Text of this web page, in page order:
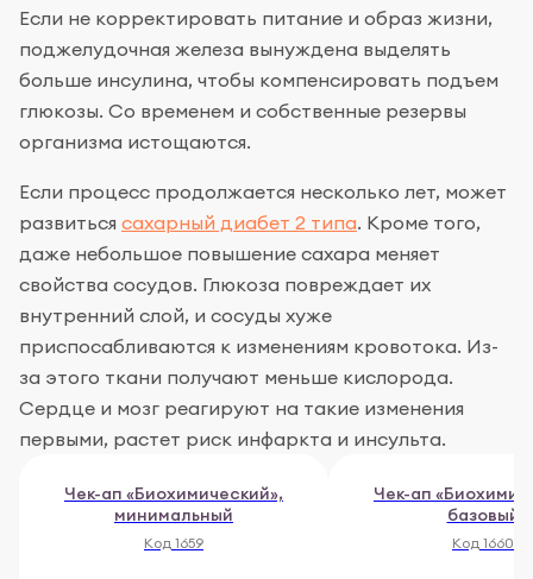
Если не корректировать питание и образ жизни,
поджелудочная железа вынуждена выделять
больше инсулина, чтобы компенсировать подъем
глюкозы. Со временем и собственные резервы
организма истощаются.
Если процесс продолжается несколько лет, может
развиться сахарный диабет 2 типа. Кроме того,
даже небольшое повышение сахара меняет
свойства сосудов. Глюкоза повреждает их
внутренний слой, и сосуды хуже
приспосабливаются к изменениям кровотока. Из-
за этого ткани получают меньше кислорода.
Сердце и мозг реагируют на такие изменения
первыми, растет риск инфаркта и инсульта.
Чек-ап «Биохимический»,
минимальный
Код 1659
Чек-ап
базовый
Код 1660